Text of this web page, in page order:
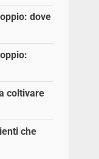
dove
coltivare
che